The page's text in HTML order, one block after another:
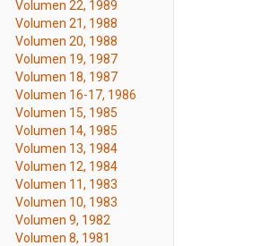
Volumen 22, 1989
Volumen 21, 1988
Volumen 20, 1988
Volumen 19, 1987
Volumen 18, 1987
Volumen 16-17, 1986
Volumen 15, 1985
Volumen 14, 1985
Volumen 13, 1984
Volumen 12, 1984
Volumen 11, 1983
Volumen 10, 1983
Volumen 9, 1982
Volumen 8, 1981